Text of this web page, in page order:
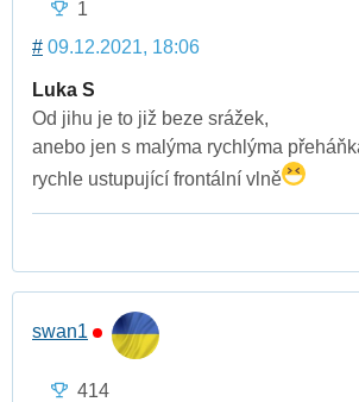
1
# 09.12.2021, 18:06
Luka S
Od jihu je to již beze srážek,
anebo jen s malýma rychlýma
rychle ustupující frontální vlně
swan1
414